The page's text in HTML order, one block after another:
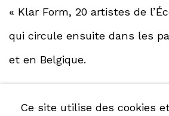
« Klar Form, 20 artistes de
qui circule ensuite dans les
et en Belgique.
En 1952, il se consacre
Ce site utilise des cookies